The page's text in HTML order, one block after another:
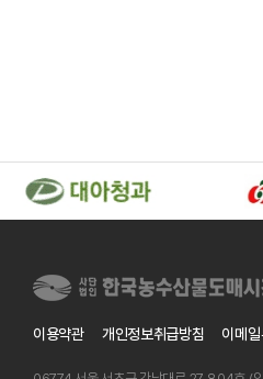
이용약관 개인정보취급방침 이메